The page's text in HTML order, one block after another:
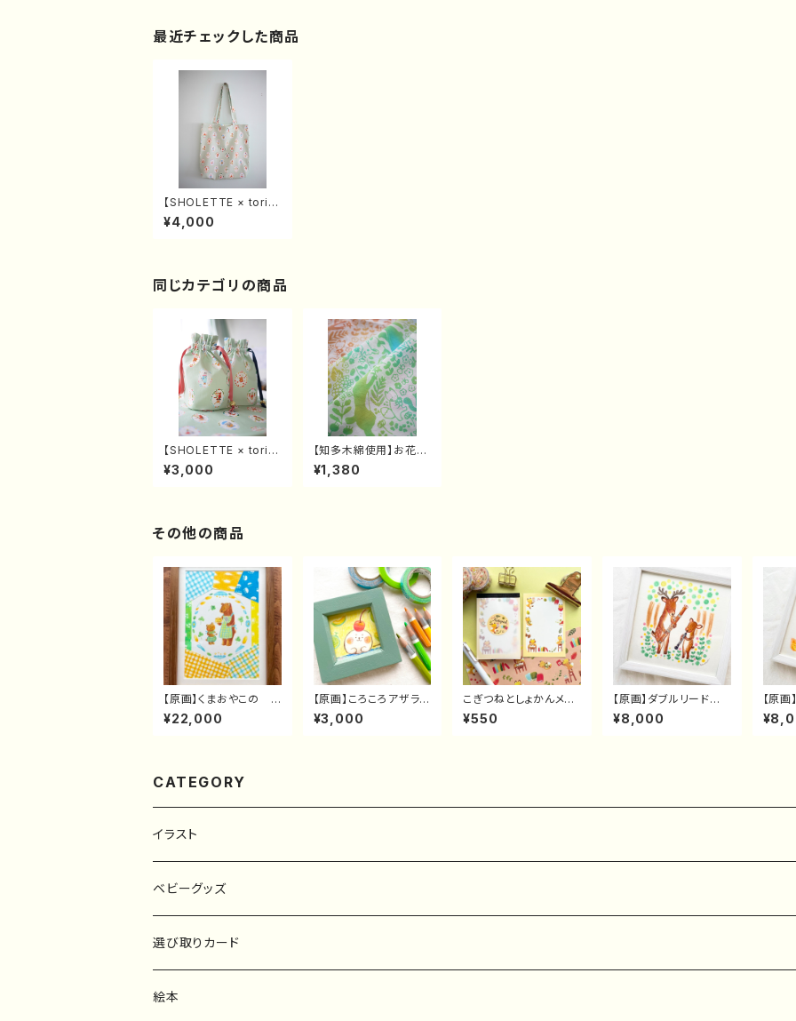
最近チェックした商品
【SHOLETTE × toris
un】つくるつむぐひろが
るオリジナルトートバッ
¥4,000
同じカテゴリの商品
【SHOLETTE × toris
un】つくるつむぐひろが
るオリジナル巾着
¥3,000
【知多木綿使用】お花と
どうぶつたちのてぬぐい
ハンカチ
¥1,380
その他の商品
【原画】くまおやこの
エプロン
¥22,000
【原画】ころころアザラシ
さんミニ原画
¥3,000
こぎつねとしょかんメモ
帳(40枚)
¥550
【原画】ダブルリードなフ
ァゴット オーボエ シカ
親子
¥8,000
【原
ん
CATEGORY
イラスト
原画
ポスター
ファブリックボード
ベビーグッズ
マタニティーマーク
選び取りカード
選び取りカード
絵本